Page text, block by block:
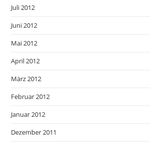
Juli 2012
Juni 2012
Mai 2012
April 2012
März 2012
Februar 2012
Januar 2012
Dezember 2011